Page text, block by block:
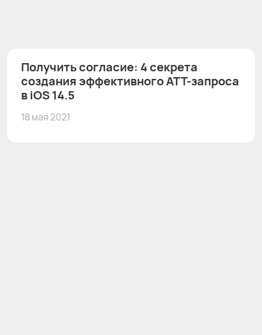
Получить согласие: 4 секрета
создания эффективного ATT-запроса
в iOS 14.5
18 мая 2021